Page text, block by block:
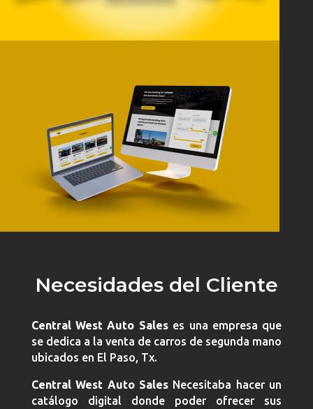
Necesidades del Cliente
Central West Auto Saleses una empresa que
se dedica a la venta de carros de segunda mano
ubicados en El Paso, Tx.
Central West Auto Sales Necesitaba hacer un
catálogo digital donde poder ofrecer sus